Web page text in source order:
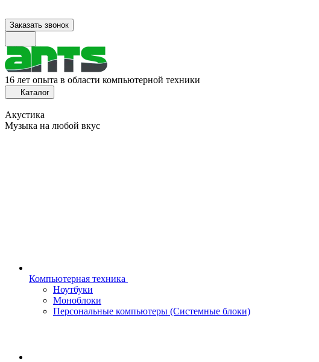
Заказать звонок
16 лет опыта в области компьютерной техники
Каталог
Акустика
Музыка на любой вкус
Компьютерная техника
Ноутбуки
Моноблоки
Персональные компьютеры (Системные блоки)